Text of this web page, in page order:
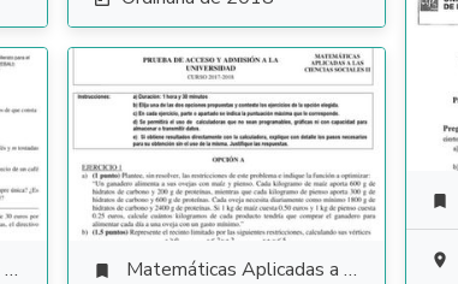


 Matemáticas Aplicadas a las Ciencias Sociales